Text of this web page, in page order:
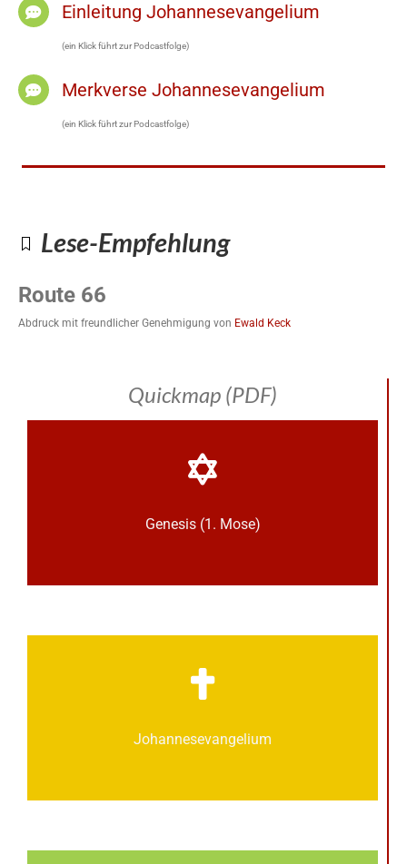
Einleitung Johannesevangelium
(ein Klick führt zur Podcastfolge)
Merkverse Johannesevangelium
(ein Klick führt zur Podcastfolge)
Lese-Empfehlung
Route 66
Abdruck mit freundlicher Genehmigung von Ewald Keck
Quickmap (PDF)
Genesis (1. Mose)
Johannes­­evangelium